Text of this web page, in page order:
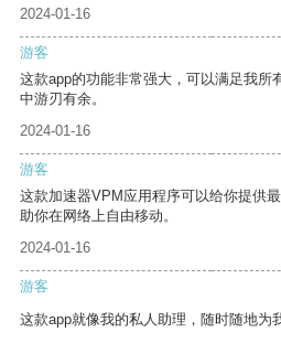
2024-01-16
游客
这款app的功能非常强大，可以满足我所
中游刃有余。
2024-01-16
游客
这款加速器VPM应用程序可以给你提供
助你在网络上自由移动。
2024-01-16
游客
这款app就像我的私人助理，随时随地为